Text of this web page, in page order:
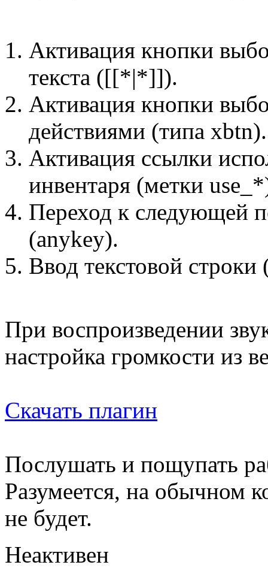
Активация кнопки
текста ([[*|*]]).
Активация кнопки
действиями (типа xbtn).
Активация ссылки
инвентаря (метки
Переход к следующей
(anykey).
Ввод текстовой
При воспроизведении
настройка громкости из
Скачать плагин
Послушать и пощупать
Разумеется, на обычном
не будет.
Неактивен